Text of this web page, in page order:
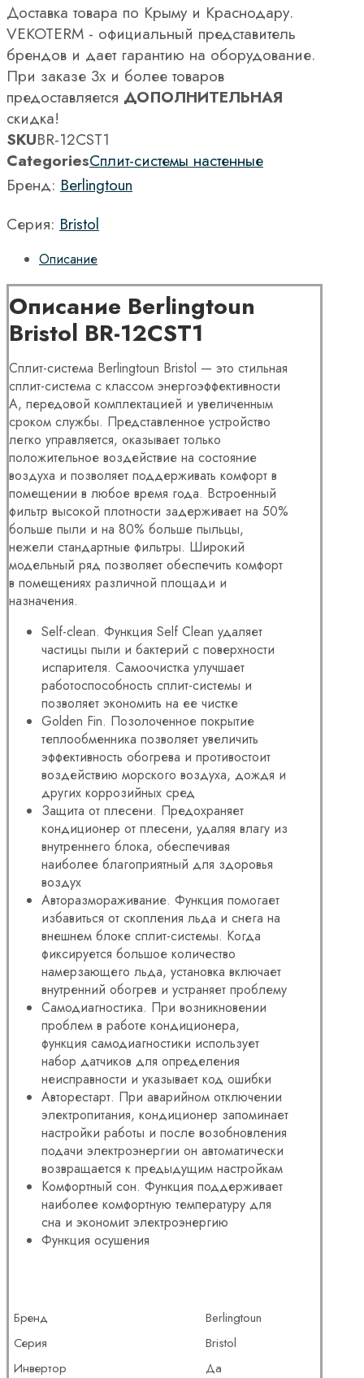
Доставка товара по Крыму и Краснодару.
VEKOTERM - официальный представитель
брендов и дает гарантию на оборудование.
При заказе 3х и более товаров
предоставляется ДОПОЛНИТЕЛЬНАЯ
скидка!
SKUBR-12CST1
CategoriesСплит-системы настенные
Бренд: Berlingtoun
Серия: Bristol
Описание
Описание Berlingtoun
Bristol BR-12CST1
Сплит-система Berlingtoun Bristol — это стильная
сплит-система с классом энергоэффективности
А, передовой комплектацией и увеличенным
сроком службы. Представленное устройство
легко управляется, оказывает только
положительное воздействие на состояние
воздуха и позволяет поддерживать комфорт в
помещении в любое время года. Встроенный
фильтр высокой плотности задерживает на 50%
больше пыли и на 80% больше пыльцы,
нежели стандартные фильтры. Широкий
модельный ряд позволяет обеспечить комфорт
в помещениях различной площади и
назначения.
Self-clean. Функция Self Clean удаляет
частицы пыли и бактерий с поверхности
испарителя. Самоочистка улучшает
работоспособность сплит-системы и
позволяет экономить на ее чистке
Golden Fin. Позолоченное покрытие
теплообменника позволяет увеличить
эффективность обогрева и противостоит
воздействию морского воздуха, дождя и
других коррозийных сред
Защита от плесени. Предохраняет
кондиционер от плесени, удаляя влагу из
внутреннего блока, обеспечивая
наиболее благоприятный для здоровья
воздух
Авторазмораживание. Функция помогает
избавиться от скопления льда и снега на
внешнем блоке сплит-системы. Когда
фиксируется большое количество
намерзающего льда, установка включает
внутренний обогрев и устраняет проблему
Самодиагностика. При возникновении
проблем в работе кондиционера,
функция самодиагностики использует
набор датчиков для определения
неисправности и указывает код ошибки
Авторестарт. При аварийном отключении
электропитания, кондиционер запоминает
настройки работы и после возобновления
подачи электроэнергии он автоматически
возвращается к предыдущим настройкам
Комфортный сон. Функция поддерживает
наиболее комфортную температуру для
сна и экономит электроэнергию
Функция осушения
Бренд
Berlingtoun
Серия
Bristol
Инвертор
Да